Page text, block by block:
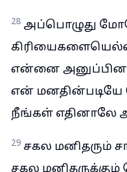
28 அப்பொழுது
என்னை
என்
நீங்கள் எதினாலே
29 சகல மனிதரும்
சகல மனிதருக்கும்